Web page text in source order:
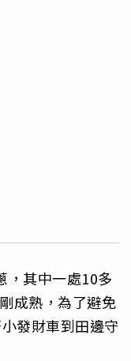
，其中一處10多
成熟，為了避免
發財車到田邊守